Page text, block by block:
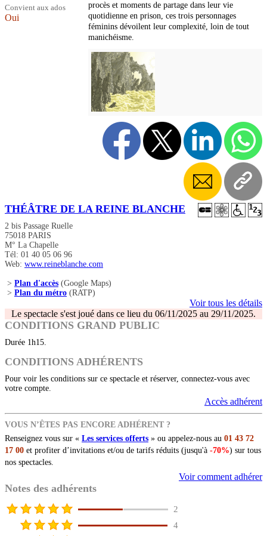
Convient aux ados
Oui
procès et moments de partage dans leur vie
quotidienne en prison, ces trois personnages
féminins dévoilent leur complexité, loin de tout
manichéisme.
THÉÂTRE DE LA REINE BLANCHE
2 bis Passage Ruelle
75018 PARIS
M° La Chapelle
Tél: 01 40 05 06 96
Web: www.reineblanche.com
> Plan d'accès (Google Maps)
> Plan du métro (RATP)
Voir tous les détails
Le spectacle s'est joué dans ce lieu du 06/11/2025 au 29/11/2025.
CONDITIONS GRAND PUBLIC
Durée 1h15.
CONDITIONS ADHÉRENTS
Pour voir les conditions sur ce spectacle et réserver, connectez-vous avec
votre compte.
Accès adhérent
VOUS N’ÊTES PAS ENCORE ADHÉRENT ?
Renseignez vous sur « Les services offerts » ou appelez-nous au 01 43 72
17 00 et profiter d’invitations et/ou de tarifs réduits (jusqu'à -70%) sur tous
nos spectacles.
Voir comment adhérer
Notes des adhérents
2
4